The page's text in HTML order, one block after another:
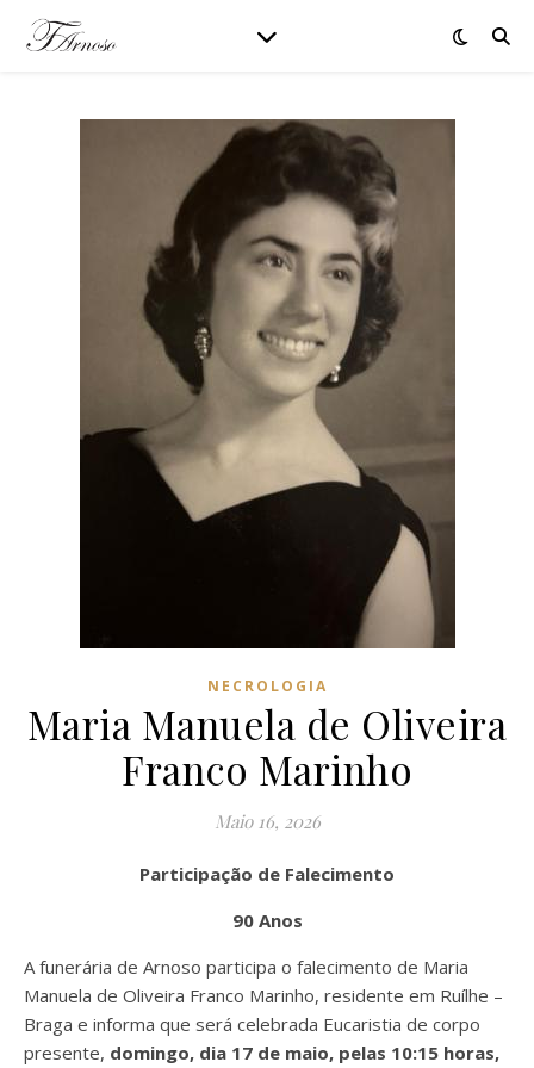
NECROLOGIA
Maria Manuela de Oliveira
Franco Marinho
Maio 16, 2026
Participação de Falecimento
90 Anos
A funerária de Arnoso participa o falecimento de Maria
Manuela de Oliveira Franco Marinho, residente em Ruílhe –
Braga e informa que será celebrada Eucaristia de corpo
presente, domingo, dia 17 de maio, pelas 10:15 horas,